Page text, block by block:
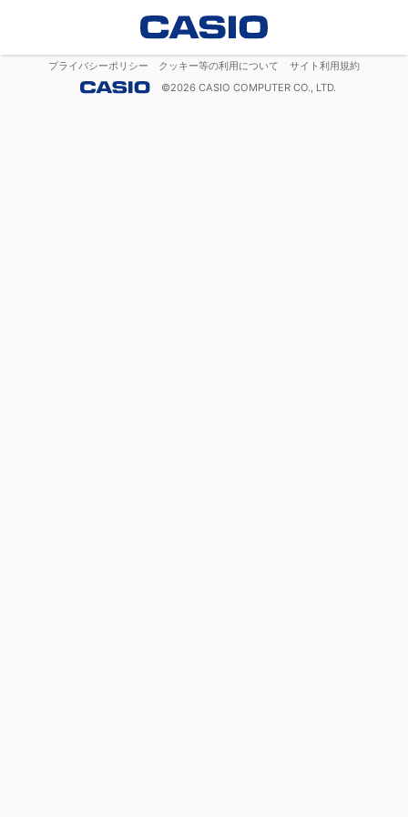
プライバシーポリシー クッキー等の利用について
サイト利用規約
©2026 CASIO COMPUTER CO., LTD.